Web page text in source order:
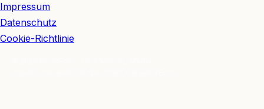
Impressum
Datenschutz
Cookie-Richtlinie